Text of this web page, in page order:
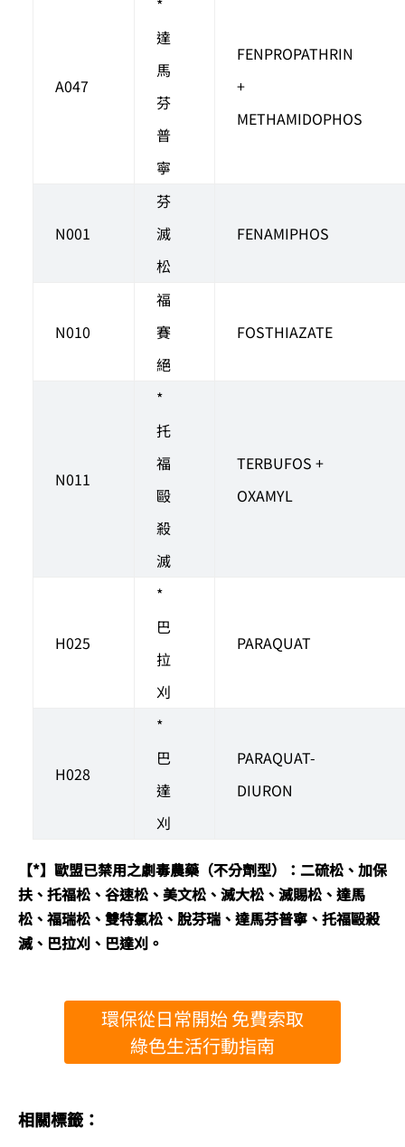
A047
*
達
馬
芬
普
寧
FENPROPATHRIN
+
METHAMIDOPHOS
N001
芬
滅
松
FENAMIPHOS
N010
福
賽
絕
FOSTHIAZATE
N011
*
托
福
毆
殺
滅
TERBUFOS +
OXAMYL
H025
*
巴
拉
刈
PARAQUAT
H028
*
巴
達
刈
PARAQUAT-
DIURON
【*】歐盟已禁用之劇毒農藥（不分劑型）：二硫松、加保
扶、托福松、谷速松、美文松、滅大松、滅賜松、達馬
松、福瑞松、雙特氯松、脫芬瑞、達馬芬普寧、托福毆殺
滅、巴拉刈、巴達刈。
環保從日常開始 免費索取
綠色生活行動指南
相關標籤：